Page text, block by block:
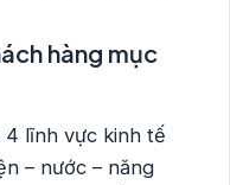
hàng mục
lĩnh vực kinh tế
– nước – năng